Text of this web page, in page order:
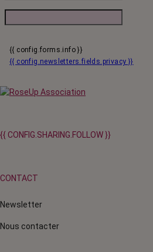
{{ config.forms.info }}
{{ config.newsletters.fields.privacy }}
{{ CONFIG.SHARING.FOLLOW }}
CONTACT
Newsletter
Nous contacter